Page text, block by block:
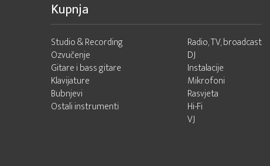
Kupnja
Studio & Recording
Ozvučenje
Gitare i bass gitare
Klavijature
Bubnjevi
Ostali instrumenti
Radio, TV, broadcast
DJ
Instalacije
Mikrofoni
Rasvjeta
Hi-Fi
VJ